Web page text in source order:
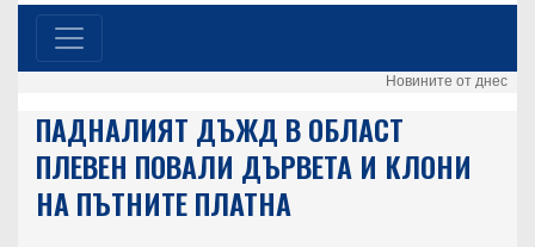
Новините от днес
ПАДНАЛИЯТ ДЪЖД В ОБЛАСТ
ПЛЕВЕН ПОВАЛИ ДЪРВЕТА И КЛОНИ
НА ПЪТНИТЕ ПЛАТНА